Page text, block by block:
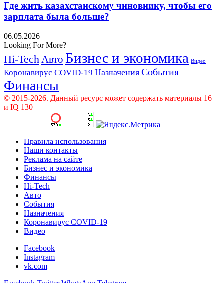
Где жить казахстанскому чиновнику, чтобы его
зарплата была больше?
06.05.2026
Looking For More?
Hi-Tech Авто Бизнес и экономика Видео
Коронавирус COVID-19 Назначения События
Финансы
© 2015-2026. Данный ресурс может содержать материалы 16+
и IQ 130
Правила использования
Наши контакты
Реклама на сайте
Бизнес и экономика
Финансы
Hi-Tech
Авто
События
Назначения
Коронавирус COVID-19
Видео
Facebook
Instagram
vk.com